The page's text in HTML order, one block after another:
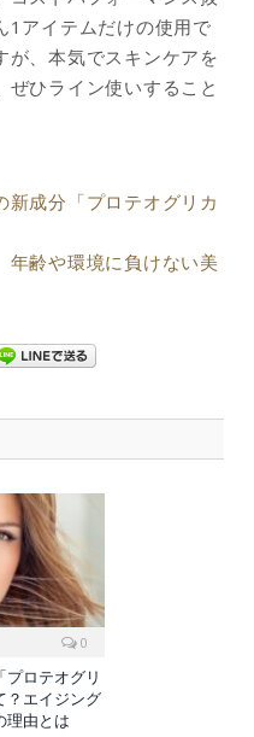
1アイテムだけの使用で
が、本気でスキンケアを
ぜひライン使いすること
成分「プロテオグリカ
齢や環境に負けない美
0
プロテオグリ
？エイジング
理由とは